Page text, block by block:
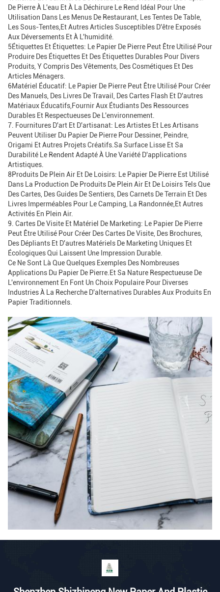
De Pierre À L'eau Et À La Déchirure Le Rend Idéal Pour Une
Utilisation Dans Les Menus De Restaurant, Les Tentes De Table,
Les Sous-Tentes,et Autres Articles Susceptibles D'être Exposés
Aux Déversements Et À L'humidité.
5Étiquettes Et Étiquettes: Le Papier De Pierre Peut Être Utilisé Pour
Produire Des Étiquettes Et Des Étiquettes Durables Pour Divers
Produits, Y Compris Des Vêtements, Des Cosmétiques Et Des
Articles Ménagers.
6Matériel Éducatif: Le Papier De Pierre Peut Être Utilisé Pour Créer
Des Manuels, Des Livres De Travail, Des Cartes Flash Et D'autres
Matériaux Éducatifs,fournir Aux Étudiants Des Ressources
Durables Et Respectueuses De L'environnement.
7. Fournitures D'art Et D'artisanat: Les Artistes Et Les Artisans
Peuvent Utiliser Du Papier De Pierre Pour Dessiner, Peindre,
Origami Et Autres Projets Créatifs.Sa Surface Lisse Et Sa
Durabilité Le Rendent Adapté À Une Variété D'applications
Artistiques.
8Produits De Plein Air Et De Loisirs: Le Papier De Pierre Est Utilisé
Dans La Production De Produits De Plein Air Et De Loisirs Tels Que
Des Cartes, Des Guides De Sentiers, Des Carnets De Terrain Et Des
Livres Imperméables Pour Le Camping, La Randonnée,et Autres
Activités En Plein Air.
9. Cartes De Visite Et Matériel De Marketing: Le Papier De Pierre
Peut Être Utilisé Pour Créer Des Cartes De Visite, Des Brochures,
Des Dépliants Et D'autres Matériels De Marketing Uniques Et
Écologiques Qui Laissent Une Impression Durable.
Ce Ne Sont Là Que Quelques Exemples Des Nombreuses
Applications Du Papier De Pierre.et Sa Nature Respectueuse De
L'environnement En Font Un Choix Populaire Pour Diverses
Industries À La Recherche D'alternatives Durables Aux Produits En
Papier Traditionnels.